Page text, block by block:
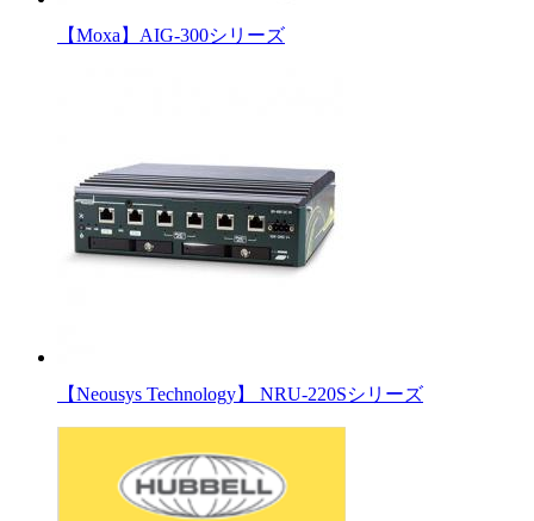
【Moxa】AIG-300シリーズ
【Neousys Technology】 NRU-220Sシリーズ